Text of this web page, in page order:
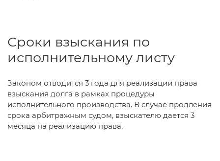
Сроки взыскания по
исполнительному листу
Законом отводится 3 года для реализации права
взыскания долга в рамках процедуры
исполнительного производства. В случае продления
срока арбитражным судом, взыскателю дается 3
месяца на реализацию права.